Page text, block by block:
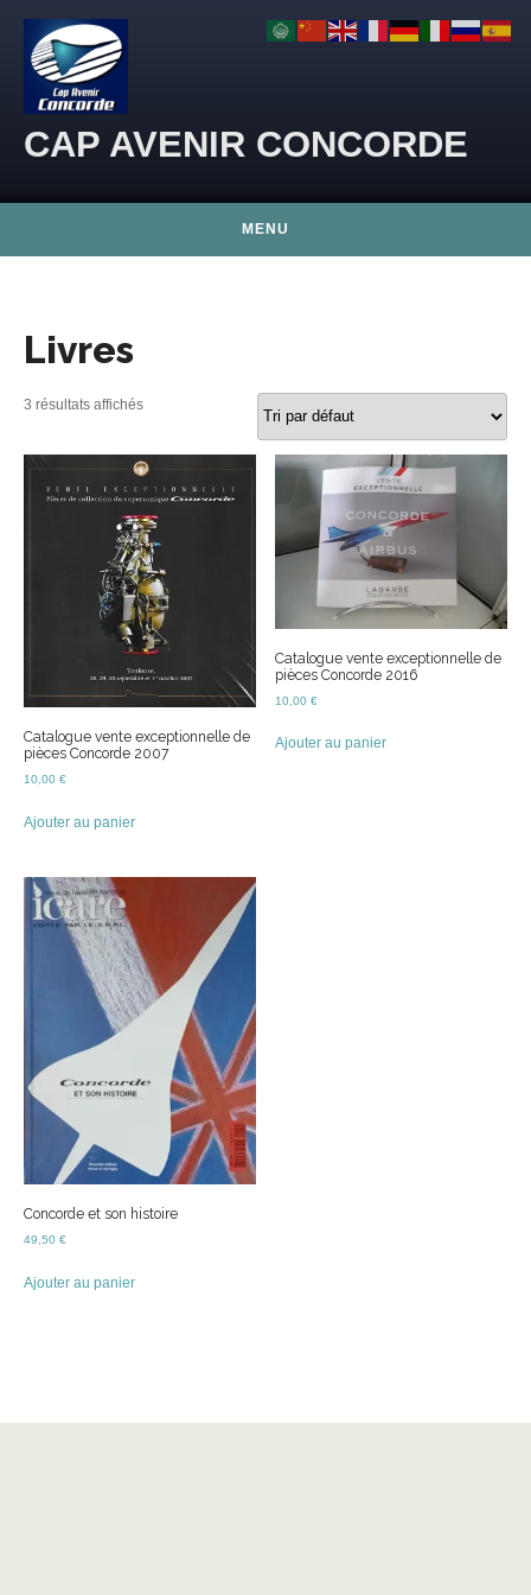
CAP AVENIR CONCORDE
MENU
Livres
3 résultats affichés
Catalogue vente exceptionnelle de
pièces Concorde 2007
10,00 €
Ajouter au panier
Catalogue vente exceptionnelle de
pièces Concorde 2016
10,00€
Ajouter au panier
Concorde et son histoire
49,50 €
Ajouter au panier